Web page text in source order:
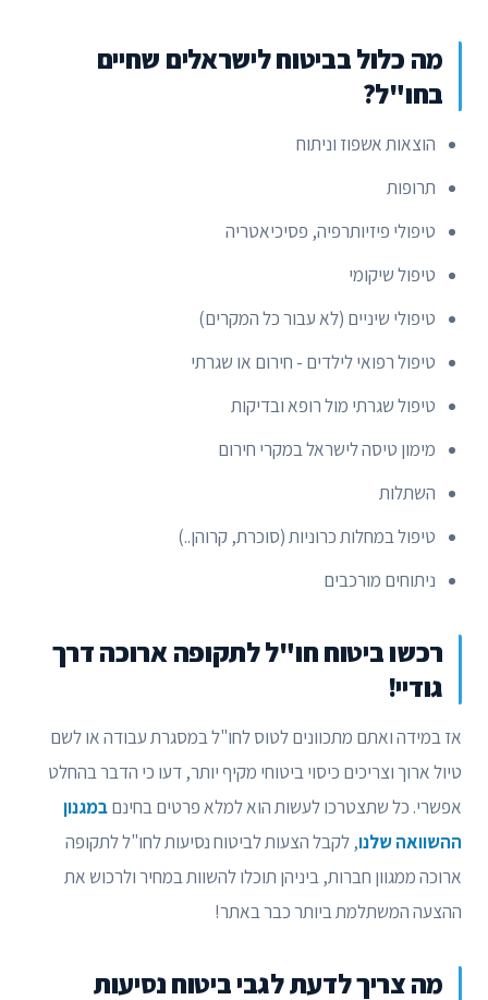
מה כלול בביטוח לישראלים שחיים
בחו"ל?
הוצאות אשפוז וניתוח
תרופות
טיפולי פיזיותרפיה, פסיכיאטריה
טיפול שיקומי
טיפולי שיניים (לא עבור כל המקרים)
טיפול רפואי לילדים - חירום או שגרתי
טיפול שגרתי מול רופא ובדיקות
מימון טיסה לישראל במקרי חירום
השתלות
טיפול במחלות כרוניות (סוכרת, קרוהן..)
ניתוחים מורכבים
רכשו ביטוח חו"ל לתקופה ארוכה דרך
גודיי!
אז במידה ואתם מתכוונים לטוס לחו"ל במסגרת עבודה או לשם
טיול ארוך וצריכים כיסוי ביטוחי מקיף יותר, דעו כי הדבר בהחלט
אפשרי. כל שתצטרכו לעשות הוא למלא פרטים בחינםבמגנון
ההשוואה שלנו, לקבל הצעות לביטוח נסיעות לחו"ל לתקופה
ארוכה ממגוון חברות, ביניהן תוכלו להשוות במחיר ולרכוש את
ההצעה המשתלמת ביותר כבר באתר!
מה צריך לדעת לגבי ביטוח נסיעות